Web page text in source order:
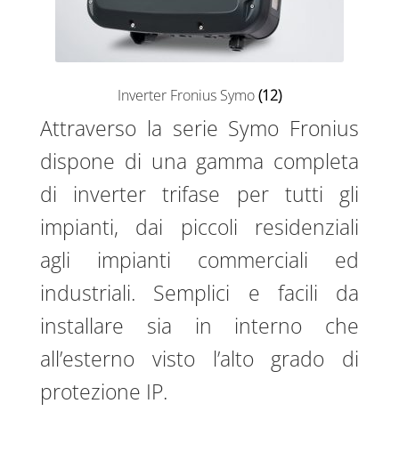
Inverter Fronius Symo(12)
Attraverso la serie Symo Fronius
dispone di una gamma completa
di inverter trifase per tutti gli
impianti, dai piccoli residenziali
agli impianti commerciali ed
industriali. Semplici e facili da
installare sia in interno che
all’esterno visto l’alto grado di
protezione IP.